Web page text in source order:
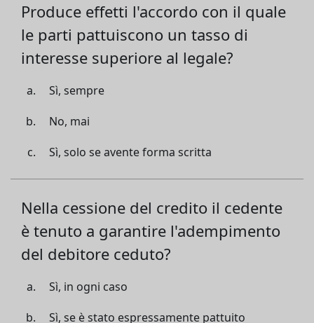
Produce effetti l'accordo con il quale
le parti pattuiscono un tasso di
interesse superiore al legale?
Sì, sempre
No, mai
Sì, solo se avente forma scritta
Nella cessione del credito il cedente
è tenuto a garantire l'adempimento
del debitore ceduto?
Sì, in ogni caso
Sì, se è stato espressamente pattuito